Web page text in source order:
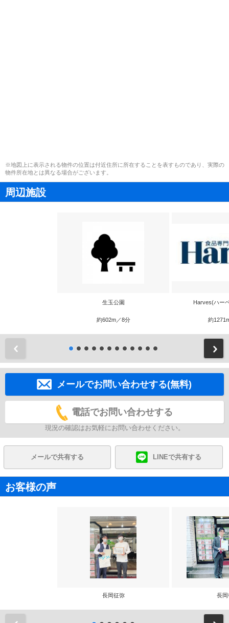
※地図上に表示される物件の位置は付近住所に所在することを表すものであり、実際の
物件所在地とは異なる場合がございます。
周辺施設
生玉公園
約602m／8分
Harves(ハー
約
メールでお問い合わせする(無料)
電話でお問い合わせする
現況の確認はお気軽にお問い合わせください。
メールで共有する LINEで共有する
お客様の声
長岡征弥 長岡